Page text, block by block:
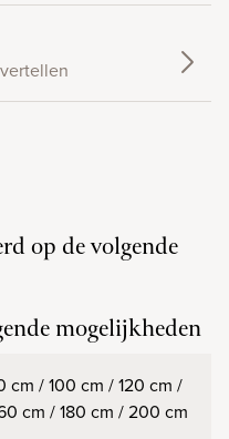
op de volgende
mogelijkheden
cm / 100 cm / 120 cm /
cm / 180 cm / 200 cm